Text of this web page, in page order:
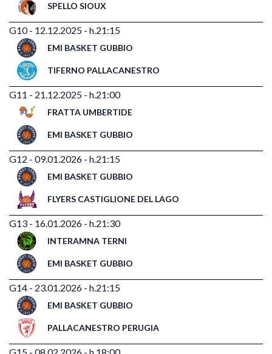
SPELLO SIOUX
G10 - 12.12.2025 - h.21:15
EMI BASKET GUBBIO
TIFERNO PALLACANESTRO
G11 - 21.12.2025 - h.21:00
FRATTA UMBERTIDE
EMI BASKET GUBBIO
G12 - 09.01.2026 - h.21:15
EMI BASKET GUBBIO
FLYERS CASTIGLIONE DEL LAGO
G13 - 16.01.2026 - h.21:30
INTERAMNA TERNI
EMI BASKET GUBBIO
G14 - 23.01.2026 - h.21:15
EMI BASKET GUBBIO
PALLACANESTRO PERUGIA